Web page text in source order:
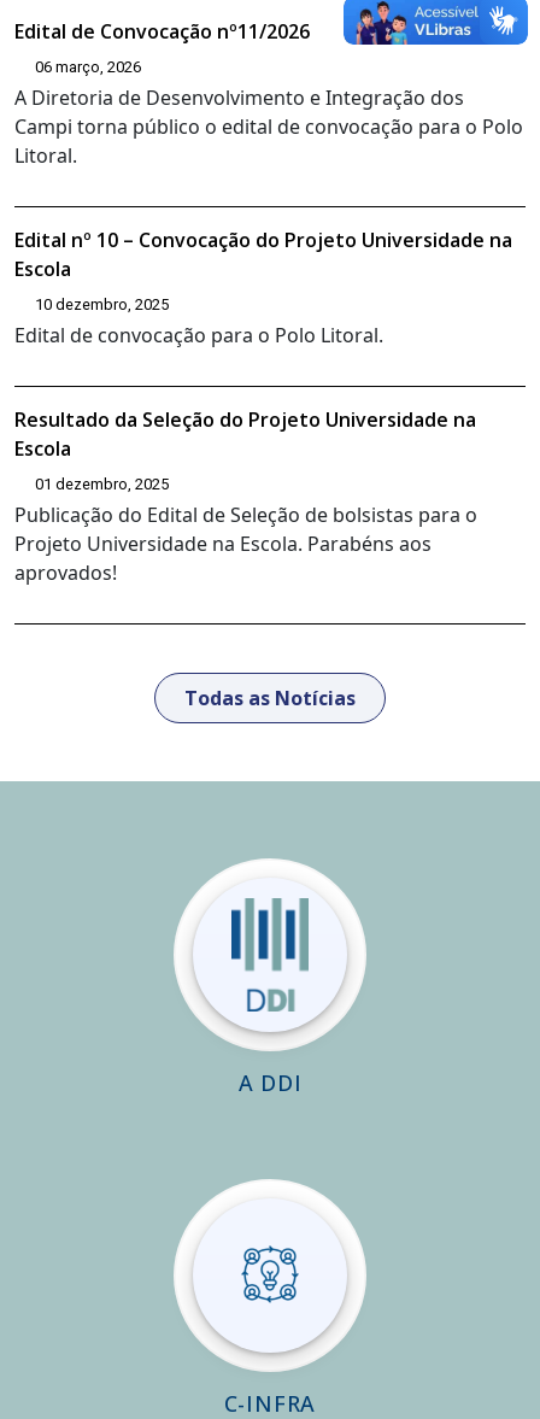
Edital de Convocação nº11/2026
06 março, 2026
A Diretoria de Desenvolvimento e Integração dos
Campi torna público o edital de convocação para o Polo
Litoral.
Edital nº 10 – Convocação do Projeto Universidade na
Escola
10 dezembro, 2025
Edital de convocação para o Polo Litoral.
Resultado da Seleção do Projeto Universidade na
Escola
01 dezembro, 2025
Publicação do Edital de Seleção de bolsistas para o
Projeto Universidade na Escola. Parabéns aos
aprovados!
Todas as Notícias
A DDI
C-INFRA